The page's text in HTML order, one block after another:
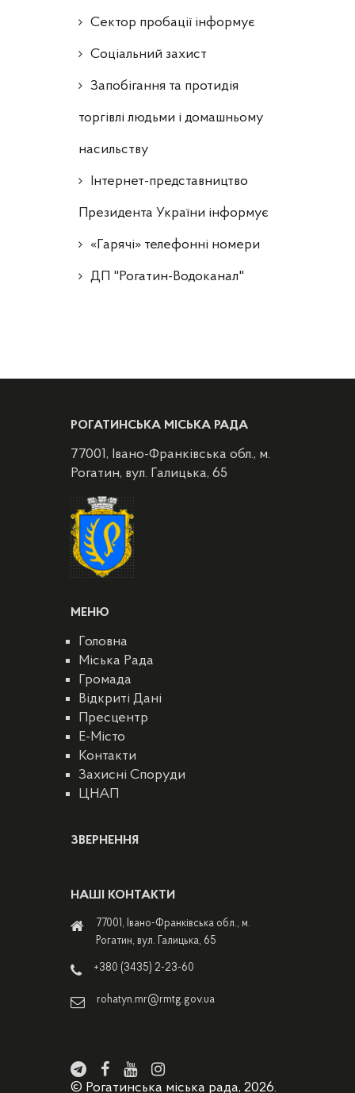
Сектор пробації інформує
Соціальний захист
Запобігання та протидія
торгівлі людьми і домашньому
насильству
Інтернет-представництво
Президента України інформує
«Гарячі» телефонні номери
ДП "Рогатин-Водоканал"
РОГАТИНСЬКА МІСЬКА РАДА
77001, Івано-Франківська обл., м.
Рогатин, вул. Галицька, 65
МЕНЮ
Головна
Міська Рада
Громада
Відкриті Дані
Пресцентр
E-Місто
Контакти
Захисні Споруди
ЦНАП
ЗВЕРНЕННЯ
НАШІ КОНТАКТИ
77001, Івано-Франківська обл., м.
Рогатин, вул. Галицька, 65
+380 (3435) 2-23-60
rohatyn.mr@rmtg.gov.ua
© Рогатинська міська рада, 2026.